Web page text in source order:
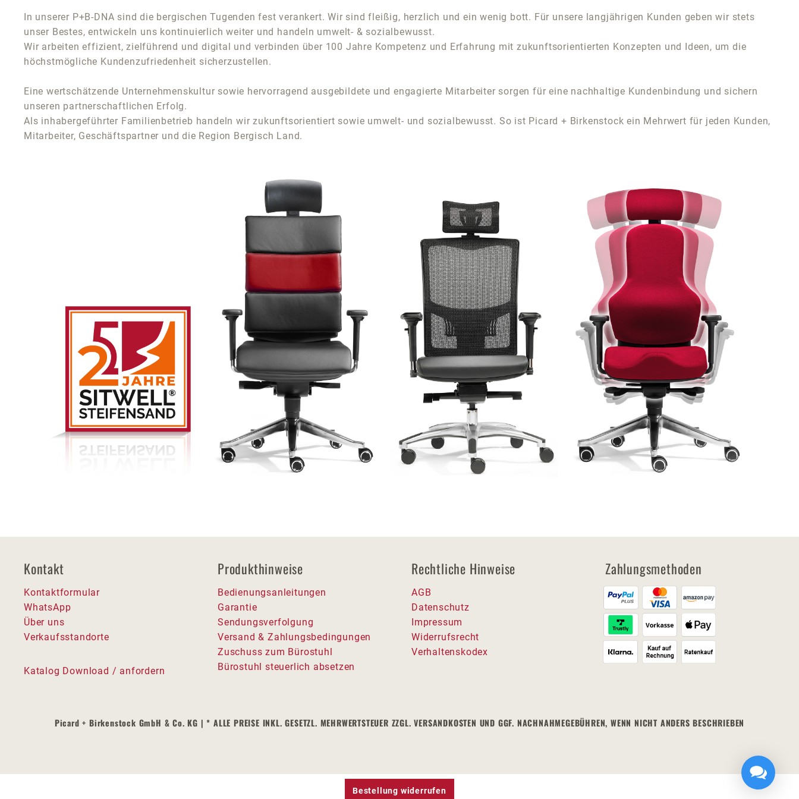
In unserer P+B-DNA sind die bergischen Tugenden fest verankert. Wir sind fleißig, herzlich und ein wenig bott. Für unsere langjährigen Kunden geben wir stets
unser Bestes, entwickeln uns kontinuierlich weiter und handeln umwelt- & sozialbewusst.
Wir arbeiten effizient, zielführend und digital und verbinden über 100 Jahre Kompetenz und Erfahrung mit zukunftsorientierten Konzepten und Ideen, um die
höchstmögliche Kundenzufriedenheit sicherzustellen.
Eine wertschätzende Unternehmenskultur sowie hervorragend ausgebildete und engagierte Mitarbeiter sorgen für eine nachhaltige Kundenbindung und sichern
unseren partnerschaftlichen Erfolg.
Als inhabergeführter Familienbetrieb handeln wir zukunftsorientiert sowie umwelt- und sozialbewusst. So ist Picard + Birkenstock ein Mehrwert für jeden Kunden,
Mitarbeiter, Geschäftspartner und die Region Bergisch Land.
Kontakt
Kontaktformular
WhatsApp
Über uns
Verkaufsstandorte
Katalog Download / anfordern
Produkthinweise
Bedienungsanleitungen
Garantie
Sendungsverfolgung
Versand & Zahlungsbedingungen
Zuschuss zum Bürostuhl
Bürostuhl steuerlich absetzen
Rechtliche Hinweise
AGB
Datenschutz
Impressum
Widerrufsrecht
Verhaltenskodex
Zahlungsmethoden
Picard + Birkenstock GmbH & Co. KG | * ALLE PREISE INKL. GESETZL. MEHRWERTSTEUER ZZGL. VERSANDKOSTEN UND GGF. NACHNAHMEGEBÜHREN, WENN NICHT ANDERS BESCHRIEBEN
Bestellung widerrufen